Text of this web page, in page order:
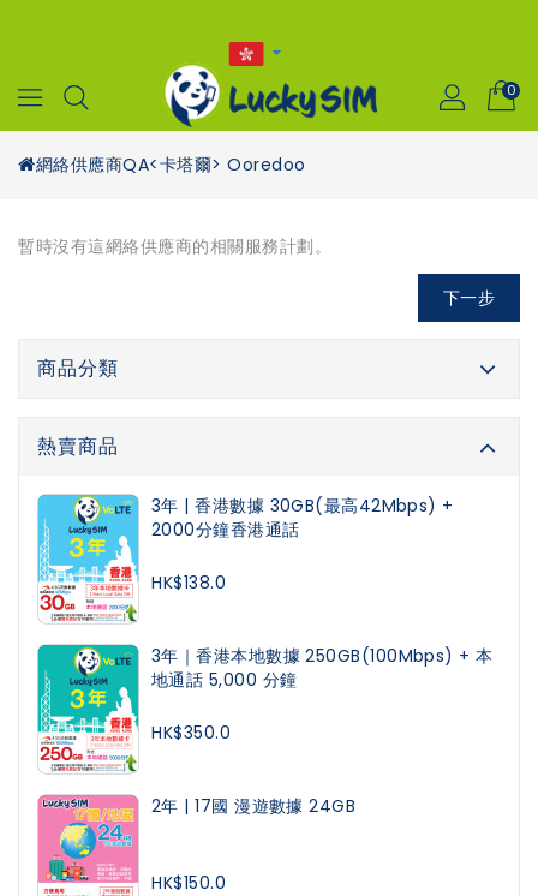
0
網絡供應商QA<卡塔爾> Ooredoo
暫時沒有這網絡供應商的相關服務計劃。
下一步
商品分類
熱賣商品
3年 | 香港數據 30GB(最高42Mbps) +
2000分鐘香港通話
HK$138.0
3年｜香港本地數據 250GB(100Mbps) + 本
地通話 5,000 分鐘
HK$350.0
2年 | 17國 漫遊數據 24GB
HK$150.0